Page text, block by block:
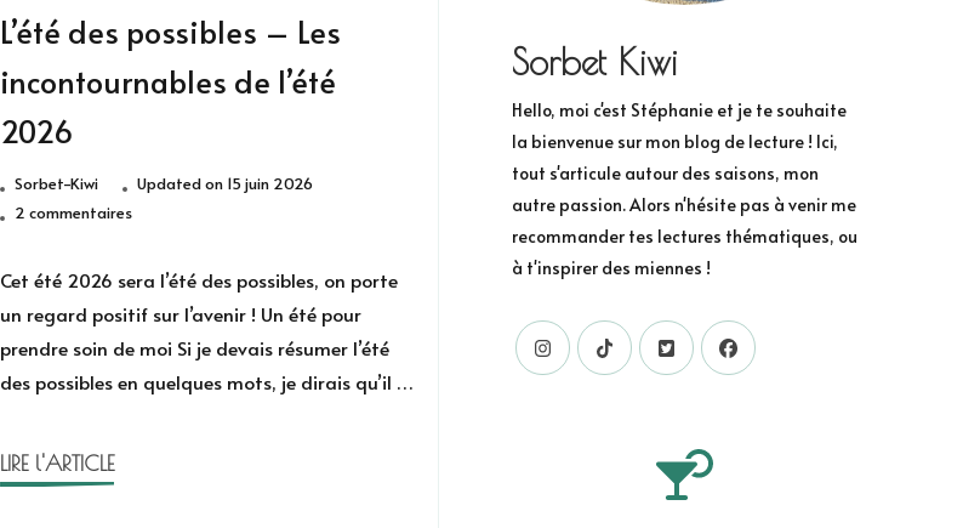
L’été des possibles – Les
incontournables de l’été
2026
Sorbet-Kiwi Updated on 15 juin 2026
2 commentairessur
–
Les
incontournables
Cet été 2026 sera l’été des possibles, on porte
un regard positif sur l’avenir ! Un été pour
prendre soin de moi Si je devais résumer l’été
des possibles en quelques mots, je dirais qu’il …
LIRE l'ARTICLE
Sorbet Kiwi
Hello, moi c'est Stéphanie et je te souhaite
la bienvenue sur mon blog de lecture ! Ici,
tout s'articule autour des saisons, mon
autre passion. Alors n'hésite pas à venir me
recommander tes lectures thématiques, ou
à t'inspirer des miennes !